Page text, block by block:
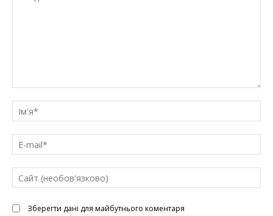
текст
Зберегти дані для майбутнього коментаря